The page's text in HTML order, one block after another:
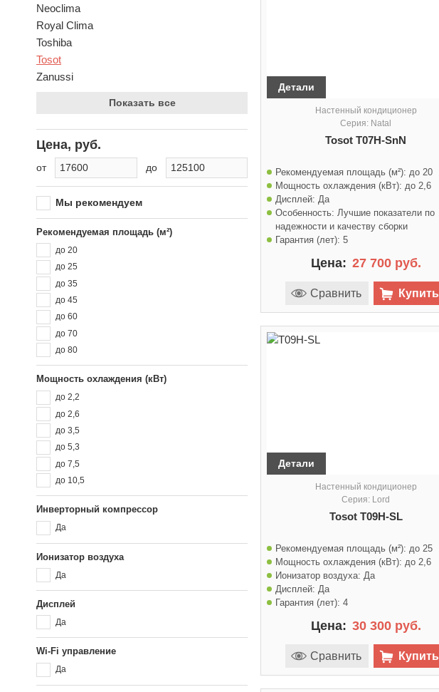
Детали
Настенный кондиционер
Серия: Natal
Tosot T07H-SnN
Рекомендуемая площадь (м²): до 20
Мощность охлаждения (кВт): до 2,6
Дисплей: Да
Особенность: Лучшие показатели по
надежности и качеству сборки
Гарантия (лет): 5
Цена: 27 700 руб.
Сравнить Купить
Детали
Настенный кондиционер
Серия: Lord
Tosot T09H-SL
Рекомендуемая площадь (м²): до 25
Мощность охлаждения (кВт): до 2,6
Ионизатор воздуха: Да
Дисплей: Да
Гарантия (лет): 4
Цена: 30 300 руб.
Сравнить Купить
Neoclima
Royal Clima
Toshiba
Tosot
Zanussi
Показать все
Цена, руб.
от до
Мы рекомендуем
Рекомендуемая площадь (м²)
до 20
до 25
до 35
до 45
до 60
до 70
до 80
Мощность охлаждения (кВт)
до 2,2
до 2,6
до 3,5
до 5,3
до 7,5
до 10,5
Инверторный компрессор
Да
Ионизатор воздуха
Да
Дисплей
Да
Wi-Fi управление
Да